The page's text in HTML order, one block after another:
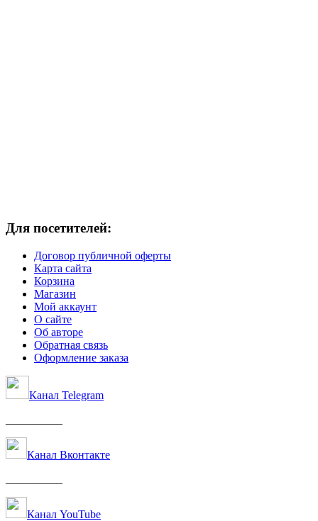
Для посетителей:
Договор публичной оферты
Карта сайта
Корзина
Магазин
Мой аккаунт
О сайте
Об авторе
Обратная связь
Оформление заказа
Канал Telegram
Канал Вконтакте
Канал YouTube